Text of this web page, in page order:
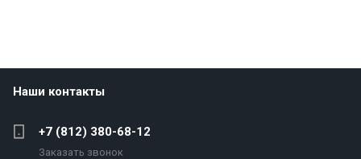
Наши контакты
+7 (812) 380-68-12
Заказать звонок